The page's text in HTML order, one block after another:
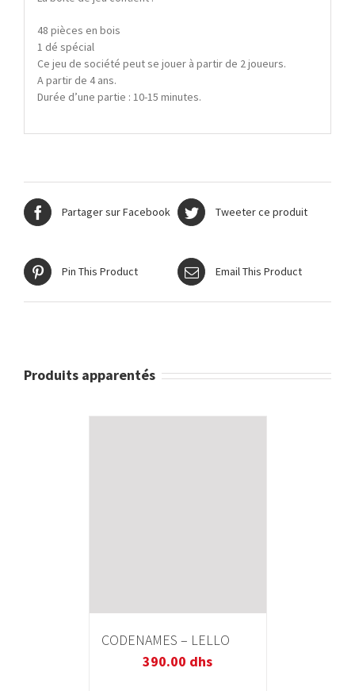
48 pièces en bois
1 dé spécial
Ce jeu de société peut se jouer à partir de 2 joueurs.
A partir de 4 ans.
Durée d’une partie : 10-15 minutes.
Partager sur Facebook Tweeter ce produit
Pin This Product Email This Product
Produits apparentés
CODENAMES – LELLO
390.00 dhs